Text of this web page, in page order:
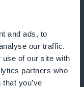
and ads, to
our traffic.
use of our site with
partners who
you’ve
oppimisen